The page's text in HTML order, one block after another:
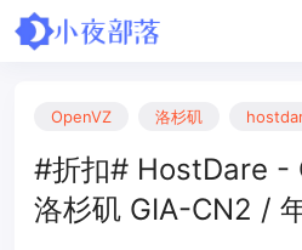
OpenVZ 洛杉矶
#折扣# HostDare -
洛杉矶 GIA-CN2 /